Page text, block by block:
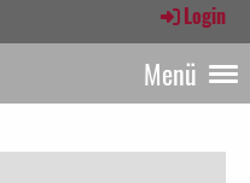
Login
Menü